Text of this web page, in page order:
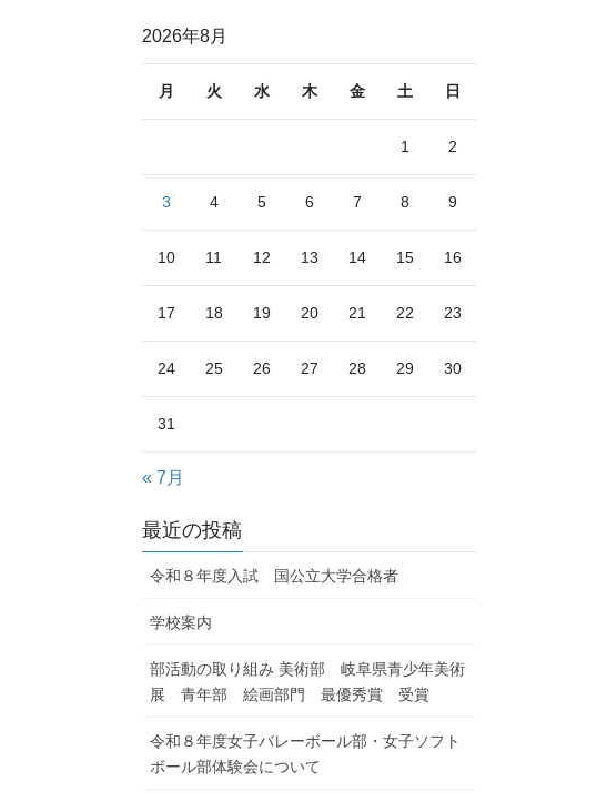
2026年8月
月 火 水 木 金 土 日
1 2
3 4 5 6 7 8 9
10 11 12 13 14 15 16
17 18 19 20 21 22 23
24 25 26 27 28 29 30
31
« 7月
最近の投稿
令和８年度入試 国公立大学合格者
学校案内
部活動の取り組み 美術部 岐阜県青少年美術
展 青年部 絵画部門 最優秀賞 受賞
令和８年度女子バレーボール部・女子ソフト
ボール部体験会について